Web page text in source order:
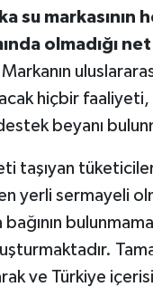
su markasının
olmadığı
Markanın
hiçbir
beyanı
taşıyan
yerli sermayeli
ve Türkiye